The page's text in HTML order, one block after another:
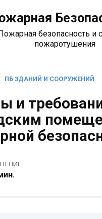
безопасность и
пожаротушения
ПБ ЗДАНИЙ И СООРУЖЕНИЙ
и